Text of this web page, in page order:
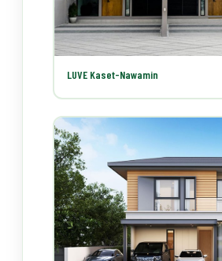
LUVE Kaset-Nawamin